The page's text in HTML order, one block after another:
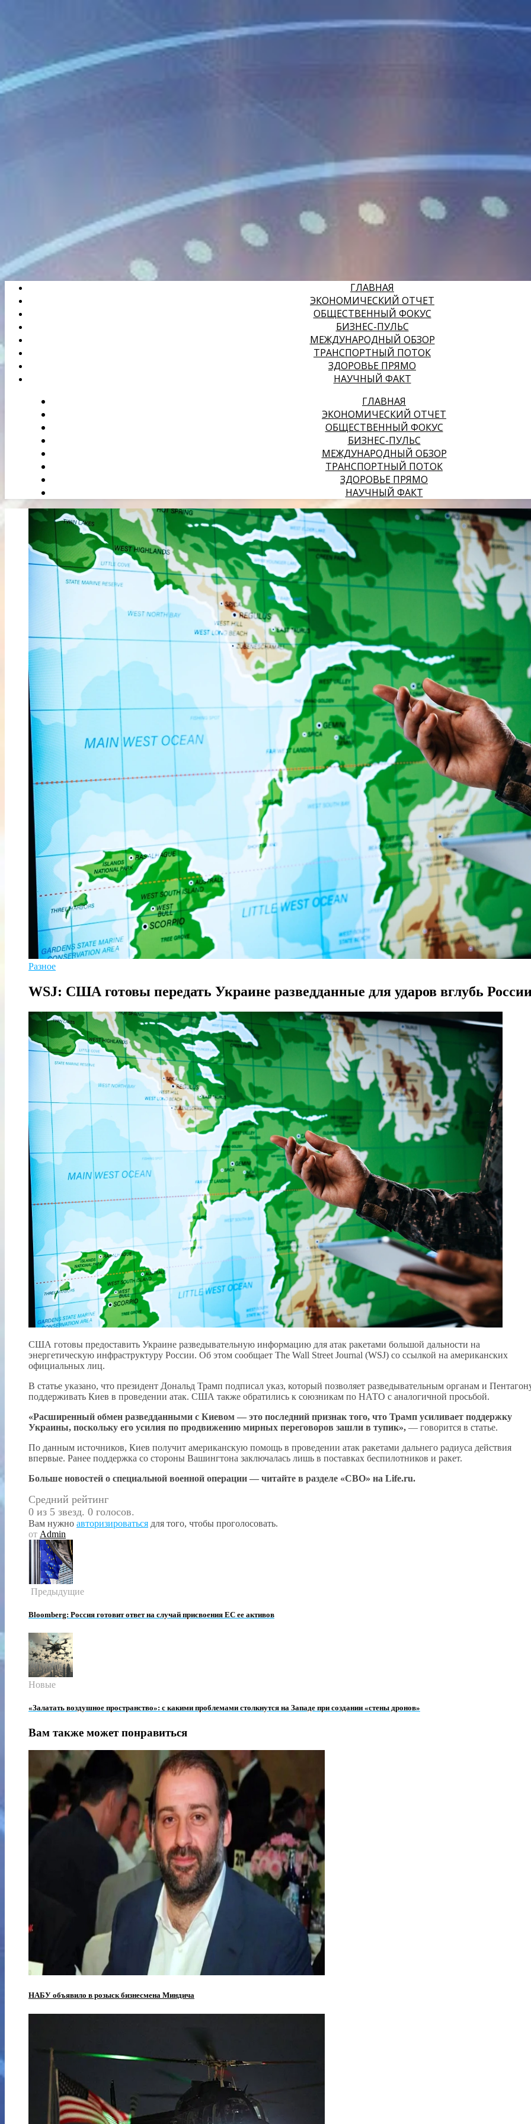
ГЛАВНАЯ
ЭКОНОМИЧЕСКИЙ ОТЧЕТ
ОБЩЕСТВЕННЫЙ ФОКУС
БИЗНЕС-ПУЛЬС
МЕЖДУНАРОДНЫЙ ОБЗОР
ТРАНСПОРТНЫЙ ПОТОК
ЗДОРОВЬЕ ПРЯМО
НАУЧНЫЙ ФАКТ
ГЛАВНАЯ
ЭКОНОМИЧЕСКИЙ ОТЧЕТ
ОБЩЕСТВЕННЫЙ ФОКУС
БИЗНЕС-ПУЛЬС
МЕЖДУНАРОДНЫЙ ОБЗОР
ТРАНСПОРТНЫЙ ПОТОК
ЗДОРОВЬЕ ПРЯМО
НАУЧНЫЙ ФАКТ
Разное
WSJ: США готовы передать Украине разведданные для ударов вглубь
США готовы предоставить Украине разведывательную информацию для атак ракетами большой дальности на
энергетическую инфраструктуру России. Об этом сообщает The Wall Street Journal (WSJ) со ссылкой на американских
официальных лиц.
В статье указано, что президент Дональд Трамп подписал указ, который позволяет разведывательным органам и
поддерживать Киев в проведении атак. США также обратились к союзникам по НАТО с аналогичной просьбой.
«Расширенный обмен разведданными с Киевом — это последний признак того, что Трамп усиливает поддержку
Украины, поскольку его усилия по продвижению мирных переговоров зашли в тупик», — говорится в статье.
По данным источников, Киев получит американскую помощь в проведении атак ракетами дальнего радиуса действия
впервые. Ранее поддержка со стороны Вашингтона заключалась лишь в поставках беспилотников и ракет.
Больше новостей о специальной военной операции — читайте в разделе «СВО» на Life.ru.
Средний рейтинг
0 из 5 звезд. 0 голосов.
Вам нужно авторизироваться для того, чтобы проголосовать.
от Admin
Предыдущие
Bloomberg: Россия готовит ответ на случай присвоения ЕС ее активов
Новые
«Залатать воздушное пространство»: с какими проблемами столкнутся на Западе при создании «стены дронов»
Вам также может понравиться
НАБУ объявило в розыск бизнесмена Миндича